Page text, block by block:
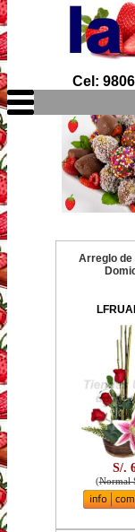
Cel:
Arreglo de
S/.
(Normal